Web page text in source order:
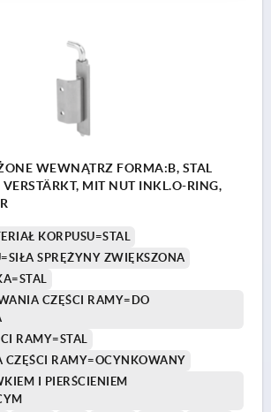
WEWNĄTRZ FORMA:B, STAL
MIT NUT INKL.O-RING,
KORPUSU=STAL
SPRĘŻYNY ZWIĘKSZONA
CZĘŚCI RAMY=DO
RAMY=STAL
CZĘŚCI RAMY=OCYNKOWANY
I PIERŚCIENIEM